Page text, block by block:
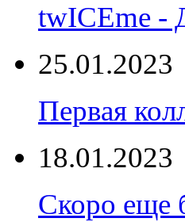
twICEme -
25.01.2023
Первая
18.01.2023
Скоро еще